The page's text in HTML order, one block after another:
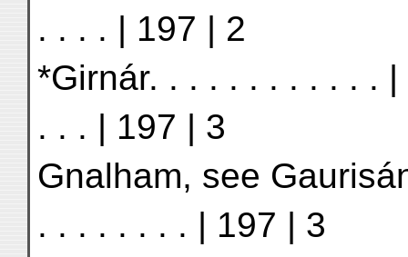
. . . . | 197 | 2
*Girnár. . . . . . . . . . . .
. . . | 197 | 3
Gnalham, see
. . . . . . . . | 197 | 3